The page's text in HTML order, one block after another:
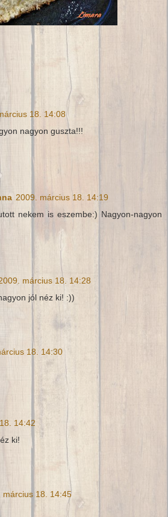
18. 14:08
nagyon guszta!!!
2009. március 18. 14:19
nekem is eszembe:) Nagyon-nagyon
március 18. 14:28
jól néz ki! :))
18. 14:30
14:42
ki!
március 18. 14:45